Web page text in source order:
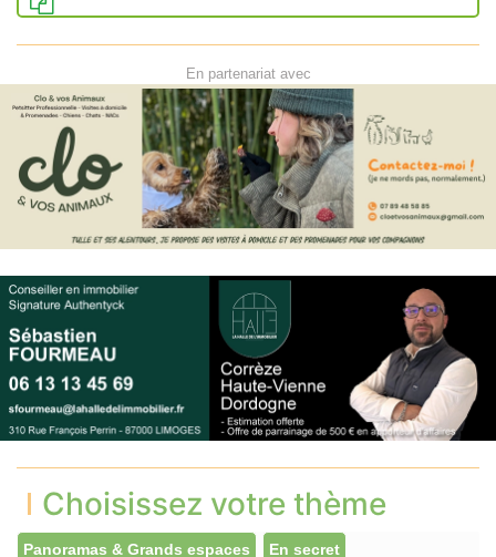
En partenariat avec
Choisissez votre thème
Panoramas & Grands espaces En secret